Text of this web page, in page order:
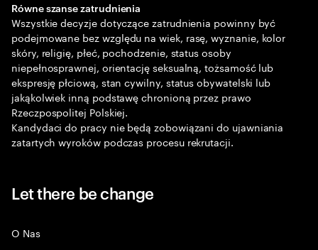
Równe szanse zatrudnienia
Wszystkie decyzje dotyczące zatrudnienia powinny być
podejmowane bez względu na wiek, rasę, wyznanie, kolor
skóry, religię, płeć, pochodzenie, status osoby
niepełnosprawnej, orientację seksualną, tożsamość lub
ekspresję płciową, stan cywilny, status obywatelski lub
jakąkolwiek inną podstawę chronioną przez prawo
Rzeczpospolitej Polskiej.
Kandydaci do pracy nie będą zobowiązani do ujawniania
zatartych wyroków podczas procesu rekrutacji.
Let there be change
O Nas